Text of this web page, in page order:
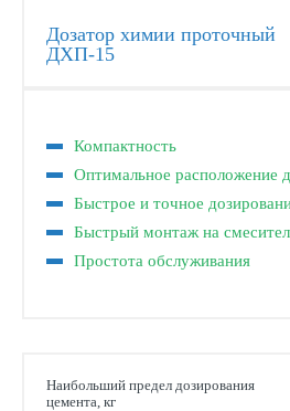
Дозатор химии проточный
ДХП-15
Компактность
Оптимальное расположение
Быстрое и точное
Быстрый монтаж на
Простота обслуживания
Наибольший предел дозирования
цемента, кг